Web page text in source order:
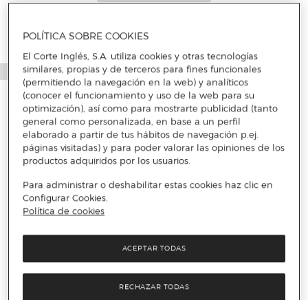
POLÍTICA SOBRE COOKIES
El Corte Inglés, S.A. utiliza cookies y otras tecnologías
similares, propias y de terceros para fines funcionales
(permitiendo la navegación en la web) y analíticos
(conocer el funcionamiento y uso de la web para su
optimización), así como para mostrarte publicidad (tanto
general como personalizada, en base a un perfil
elaborado a partir de tus hábitos de navegación p.ej.
páginas visitadas) y para poder valorar las opiniones de los
productos adquiridos por los usuarios.
Para administrar o deshabilitar estas cookies haz clic en
Configurar Cookies.
Política de cookies
RECHAZAR TODAS
ACEPTAR TODAS